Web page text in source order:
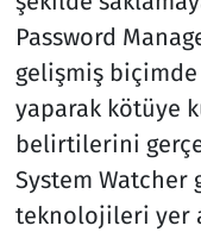
Password
gelişmiş
yaparak kötüye
belirtilerini
System Watcher
teknolojileri yer